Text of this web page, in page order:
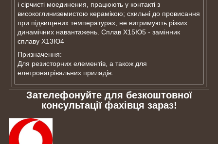
і сірчисті моединения, працюють у контакті з
високоглиниземистою керамікою; схильні до провисання
при підвищених температурах, не витримують різких
динамічних навантажень. Сплав Х15Ю5 - замінник
сплаву Х13Ю4
Призначення:
Для резисторних елементів, а також для
елетронагрівальних приладів.
Зателефонуйте для безкоштовної
консультації фахівця зараз!